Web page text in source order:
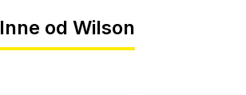
Inne od Wilson